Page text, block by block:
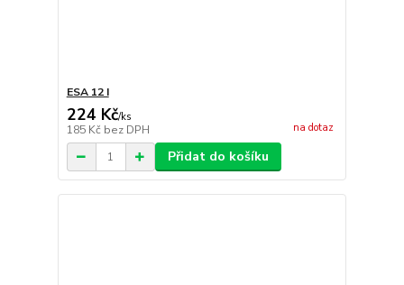
ESA 12 I
224 Kč/ks
185 Kč bez DPH na dotaz
Přidat do košíku